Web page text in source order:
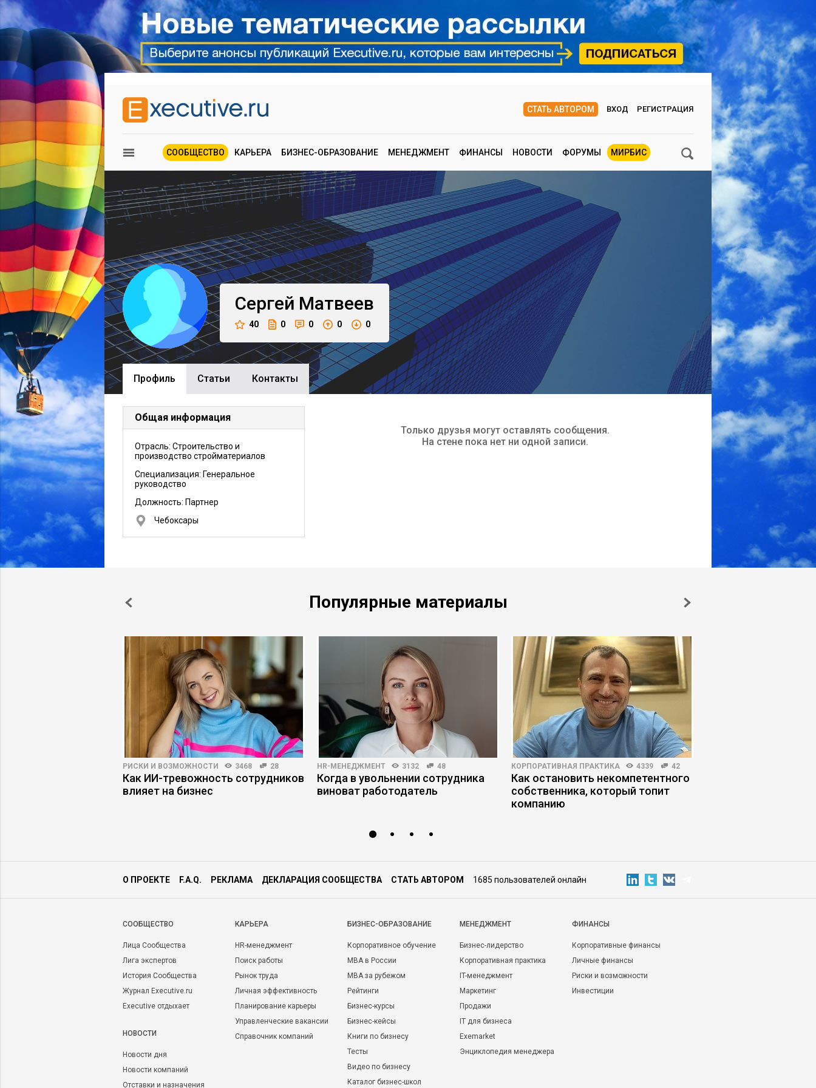
СТАТЬ АВТОРОМ ВХОД РЕГИСТРАЦИЯ
СООБЩЕСТВО КАРЬЕРА БИЗНЕС-ОБРАЗОВАНИЕ МЕНЕДЖМЕНТ ФИНАНСЫ НОВОСТИ ФОРУМЫ МИРБИС
Сергей Матвеев
40 0 0 0 0
Профиль Cтатьи Контакты
Общая информация
Отрасль: Строительство и
производство стройматериалов
Специализация: Генеральное
руководство
Должность: Партнер
Чебоксары
Только друзья могут оставлять сообщения.
На стене пока нет ни одной записи.
Популярные материалы
РИСКИ И ВОЗМОЖНОСТИ 3468 28
Как ИИ-тревожность сотрудников
влияет на бизнес
HR-МЕНЕДЖМЕНТ 3132 48
Когда в увольнении сотрудника
виноват работодатель
КОРПОРАТИВНАЯ ПРАКТИКА 4339 42
Как остановить некомпетентного
собственника, который топит
компанию
О ПРОЕКТЕ F.A.Q. РЕКЛАМА ДЕКЛАРАЦИЯ СООБЩЕСТВА СТАТЬ АВТОРОМ 1685 пользователей онлайн
CООБЩЕСТВО
Лица Сообщества
Лига экспертов
История Сообщества
Журнал Executive.ru
Executive отдыхает
НОВОСТИ
Новости дня
Новости компаний
Отставки и назначения
КАРЬЕРА
HR-менеджмент
Поиск работы
Рынок труда
Личная эффективность
Планирование карьеры
Управленческие вакансии
Справочник компаний
БИЗНЕС-ОБРАЗОВАНИЕ
Корпоративное обучение
MBA в России
MBA за рубежом
Рейтинги
Бизнес-курсы
Бизнес-кейсы
Книги по бизнесу
Тесты
Видео по бизнесу
Каталог бизнес-школ
МЕНЕДЖМЕНТ
Бизнес-лидерство
Корпоративная практика
IT-менеджмент
Маркетинг
Продажи
IT для бизнеса
Exemarket
Энциклопедия менеджера
ФИНАНСЫ
Корпоративные финансы
Личные финансы
Риски и возможности
Инвестиции